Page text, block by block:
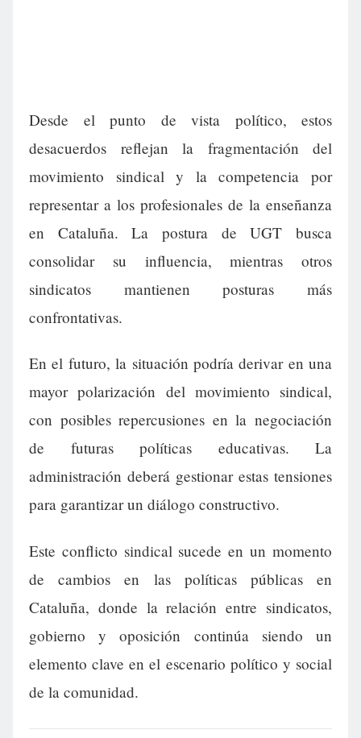
Desde el punto de vista político, estos
desacuerdos reflejan la fragmentación del
movimiento sindical y la competencia por
representar a los profesionales de la enseñanza
en Cataluña. La postura de UGT busca
consolidar su influencia, mientras otros
sindicatos mantienen posturas más
confrontativas.
En el futuro, la situación podría derivar en una
mayor polarización del movimiento sindical,
con posibles repercusiones en la negociación
de futuras políticas educativas. La
administración deberá gestionar estas tensiones
para garantizar un diálogo constructivo.
Este conflicto sindical sucede en un momento
de cambios en las políticas públicas en
Cataluña, donde la relación entre sindicatos,
gobierno y oposición continúa siendo un
elemento clave en el escenario político y social
de la comunidad.